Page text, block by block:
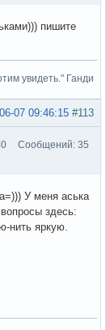
пишите
увидеть." Ганди
#113
07 09:46:15
Сообщений: 35
У меня аська
здесь:
нить яркую.